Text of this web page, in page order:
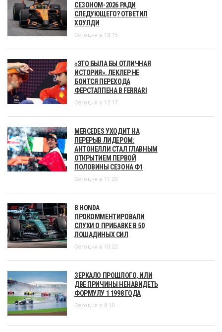
СЕЗОНОМ-2026 РАДИ
СЛЕДУЮЩЕГО? ОТВЕТИЛ
ХОУЛДИ
Сегодня в 13:15
«ЭТО БЫЛА БЫ ОТЛИЧНАЯ
ИСТОРИЯ». ЛЕКЛЕР НЕ
БОИТСЯ ПЕРЕХОДА
ФЕРСТАППЕНА В FERRARI
Сегодня в 12:17
MERCEDES УХОДИТ НА
ПЕРЕРЫВ ЛИДЕРОМ:
АНТОНЕЛЛИ СТАЛ ГЛАВНЫМ
ОТКРЫТИЕМ ПЕРВОЙ
ПОЛОВИНЫ СЕЗОНА Ф1
Сегодня в 11:20
В HONDA
ПРОКОММЕНТИРОВАЛИ
СЛУХИ О ПРИБАВКЕ В 50
ЛОШАДИНЫХ СИЛ
Сегодня в 10:22
ЗЕРКАЛО ПРОШЛОГО, ИЛИ
ДВЕ ПРИЧИНЫ НЕНАВИДЕТЬ
ФОРМУЛУ 1 1998 ГОДА
Сегодня в 8:10